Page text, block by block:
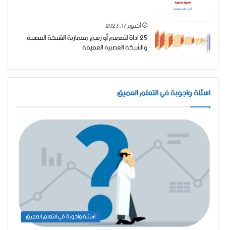
أكتوبر 17, 2023
25 اداة لتصميم أو رسم معمارية الشبكة العصبية
والشبكة العصبية العميقة
اسئلة واجوبة في التعلم العميق
اسئلة واجوبة في التعلم العميق